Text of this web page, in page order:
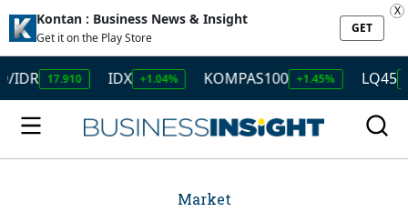
Kontan : Business News & Insight
Get it on the Play Store
GET
X
17.910 IDX +1.04% KOMPAS100 +1.45% LQ45 +1.50%
Market